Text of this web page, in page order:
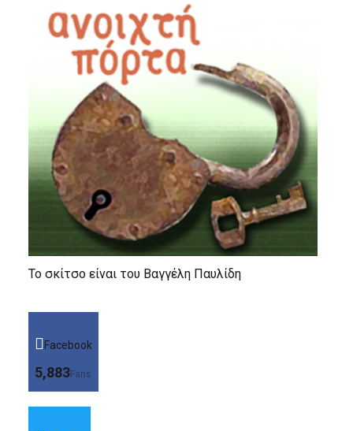
Το σκίτσο είναι του Βαγγέλη Παυλίδη
Facebook
5,883Fans